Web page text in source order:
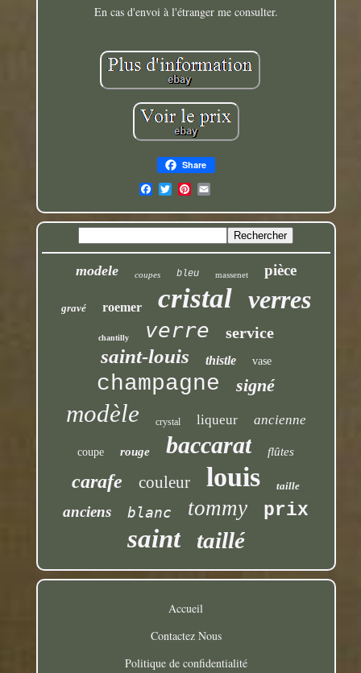
En cas d'envoi à l'étranger me consulter.
Share
modele coupes bleu massenet pièce
gravé roemer cristal verres
chantilly verre service
saint-louis thistle vase
champagne signé
modèle crystal liqueur ancienne
coupe rouge baccarat flûtes
carafe couleur louis taille
anciens blanc tommy prix
saint taillé
Accueil
Contactez Nous
Politique de confidentialité